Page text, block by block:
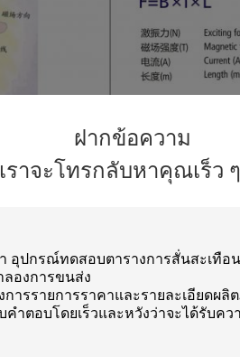
ฝากข้อความ
เราจะโทรกลับหาคุณเร็ว